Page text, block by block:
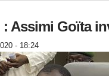
: Assimi Goïta
- 18:24